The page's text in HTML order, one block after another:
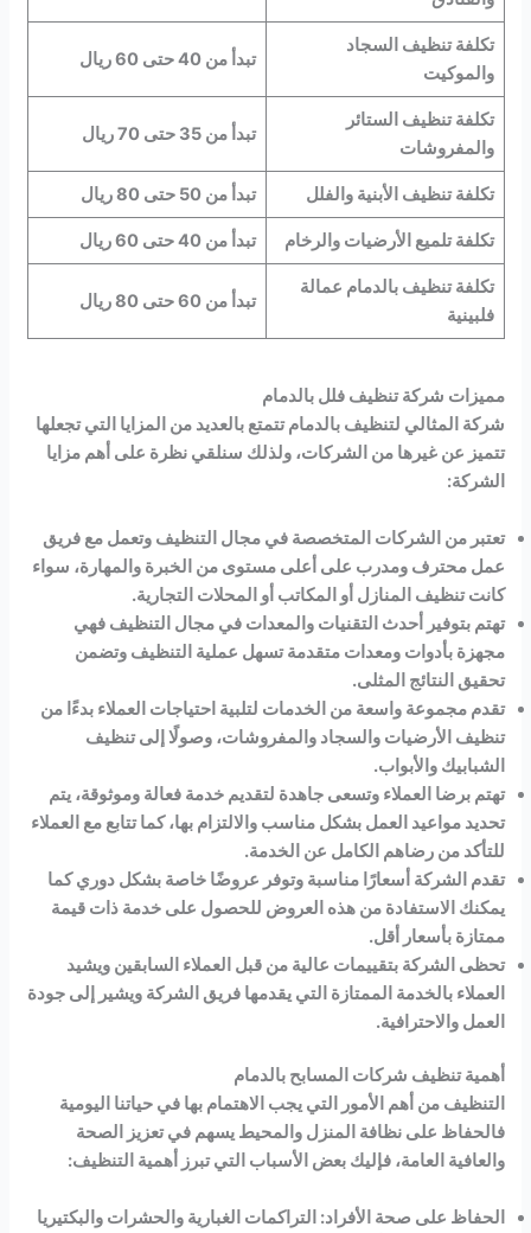
تكلفة تنظيف السجاد
والموكيت
تبدأ من 40 حتى 60 ريال
تكلفة تنظيف الستائر
والمفروشات
تبدأ من 35 حتى 70 ريال
تكلفة تنظيف الأبنية والفلل تبدأ من 50 حتى 80 ريال
تكلفة تلميع الأرضيات والرخام تبدأ من 40 حتى 60 ريال
تكلفة تنظيف بالدمام عمالة
فلبينية
تبدأ من 60 حتى 80 ريال
مميزات شركة تنظيف فلل بالدمام
شركة المثالي لتنظيف بالدمام تتمتع بالعديد من المزايا التي تجعلها
تتميز عن غيرها من الشركات، ولذلك سنلقي نظرة على أهم مزايا
الشركة:
تعتبر من الشركات المتخصصة في مجال التنظيف وتعمل مع فريق
عمل محترف ومدرب على أعلى مستوى من الخبرة والمهارة، سواء
كانت تنظيف المنازل أو المكاتب أو المحلات التجارية.
تهتم بتوفير أحدث التقنيات والمعدات في مجال التنظيف فهي
مجهزة بأدوات ومعدات متقدمة تسهل عملية التنظيف وتضمن
تحقيق النتائج المثلى.
تقدم مجموعة واسعة من الخدمات لتلبية احتياجات العملاء بدءًا من
تنظيف الأرضيات والسجاد والمفروشات، وصولًا إلى تنظيف
الشبابيك والأبواب.
تهتم برضا العملاء وتسعى جاهدة لتقديم خدمة فعالة وموثوقة، يتم
تحديد مواعيد العمل بشكل مناسب والالتزام بها، كما تتابع مع العملاء
للتأكد من رضاهم الكامل عن الخدمة.
تقدم الشركة أسعارًا مناسبة وتوفر عروضًا خاصة بشكل دوري كما
يمكنك الاستفادة من هذه العروض للحصول على خدمة ذات قيمة
ممتازة بأسعار أقل.
تحظى الشركة بتقييمات عالية من قبل العملاء السابقين ويشيد
العملاء بالخدمة الممتازة التي يقدمها فريق الشركة ويشير إلى جودة
العمل والاحترافية.
أهمية تنظيف شركات المسابح بالدمام
التنظيف من أهم الأمور التي يجب الاهتمام بها في حياتنا اليومية
فالحفاظ على نظافة المنزل والمحيط يسهم في تعزيز الصحة
والعافية العامة، فإليك بعض الأسباب التي تبرز أهمية التنظيف:
الحفاظ على صحة الأفراد: التراكمات الغبارية والحشرات والبكتيريا